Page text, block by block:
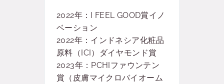
2022年：I FEEL GOOD賞イノ
ベーション
2022年：インドネシア化粧品
原料（ICI）ダイヤモンド賞
2023年：PCHIファウンテン
賞（皮膚マイクロバイオーム